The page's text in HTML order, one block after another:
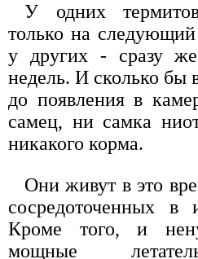
У одних
только на
у других - сразу
недель. И сколько бы
до появления в
самец, ни самка
никакого корма.
Они живут в это
сосредоточенных
Кроме того, и
мощные